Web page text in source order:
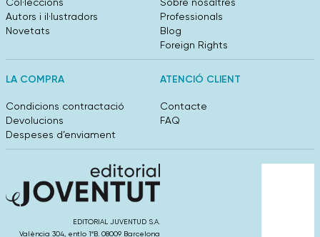
Autors i il·lustradors
Novetats
Professionals
Blog
Foreign Rights
LA COMPRA
Condicions contractació
Devolucions
Despeses d’enviament
ATENCIÓ CLIENT
Contacte
FAQ
EDITORIAL JUVENTUD S.A.
València 304, entlo 1ºB. 08009 Barcelona